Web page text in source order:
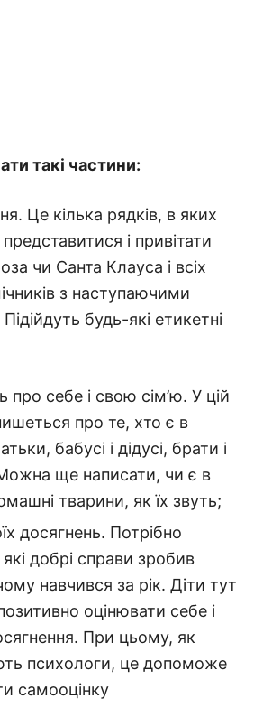
такі частини:
Це кілька рядків, в яких
і привітати
чи Санта Клауса і всіх
з наступаючими
будь-які етикетні
про себе і свою сім’ю. У цій
про те, хто є в
бабусі і дідусі, брати і
ще написати, чи є в
тварини, як їх звуть;
досягнень. Потрібно
добрі справи зробив
навчився за рік. Діти тут
оцінювати себе і
При цьому, як
психологи, це допоможе
самооцінку